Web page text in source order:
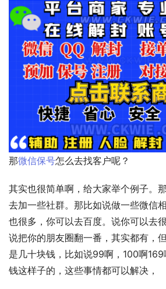
那微信保号怎么去找客户呢？
其实也很简单啊，给大家举个例子。
去加一些社群。那比如说做一些微信
也很多，你可以去百度。说你可以去
说把你的朋友圈翻一番，其实都有，
是几十块钱，比如说99啊，100啊
钱这样子的，这些事情都可以解决，